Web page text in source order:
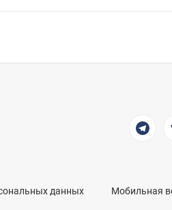
данных Мобильная